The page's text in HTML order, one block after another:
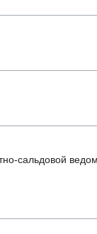
сальдовой